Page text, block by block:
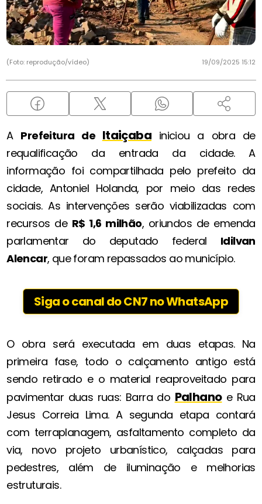
(Foto: reprodução/vídeo) 19/09/2025 15:12
A Prefeitura de Itaiçaba iniciou a obra de
requalificação da entrada da cidade. A
informação foi compartilhada pelo prefeito da
cidade, Antoniel Holanda, por meio das redes
sociais. As intervenções serão viabilizadas com
recursos de R$ 1,6 milhão, oriundos de emenda
parlamentar do deputado federal Idilvan
Alencar, que foram repassados ao município.
Siga o canal do CN7 no WhatsApp
O obra será executada em duas etapas. Na
primeira fase, todo o calçamento antigo está
sendo retirado e o material reaproveitado para
pavimentar duas ruas: Barra do Palhanoe Rua
Jesus Correia Lima. A segunda etapa contará
com terraplanagem, asfaltamento completo da
via, novo projeto urbanístico, calçadas para
pedestres, além de iluminação e melhorias
estruturais.